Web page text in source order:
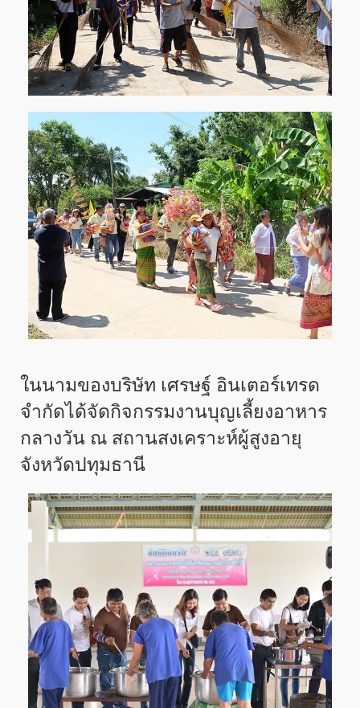
ในนามของบริษัท เศรษฐ์ อินเตอร์เทรด
จำกัดได้จัดกิจกรรมงานบุญเลี้ยงอาหาร
กลางวัน ณ สถานสงเคราะห์ผู้สูงอายุ
จังหวัดปทุมธานี